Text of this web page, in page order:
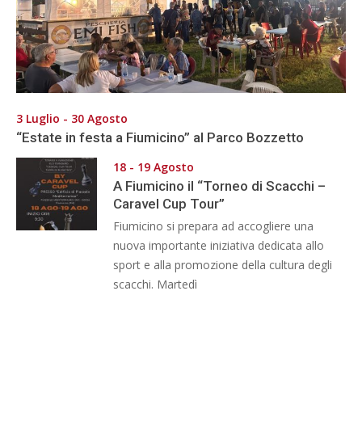
3 Luglio - 30 Agosto
“Estate in festa a Fiumicino” al Parco Bozzetto
18 - 19 Agosto
A Fiumicino il “Torneo di Scacchi –
Caravel Cup Tour”
Fiumicino si prepara ad accogliere una
nuova importante iniziativa dedicata allo
sport e alla promozione della cultura degli
scacchi. Martedì